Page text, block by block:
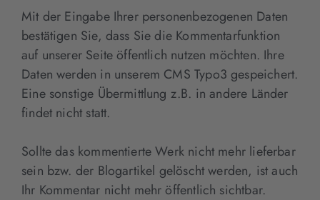
Mit der Eingabe Ihrer personenbezogenen Daten
bestätigen Sie, dass Sie die Kommentarfunktion
auf unserer Seite öffentlich nutzen möchten. Ihre
Daten werden in unserem CMS Typo3 gespeichert.
Eine sonstige Übermittlung z.B. in andere Länder
findet nicht statt.
Sollte das kommentierte Werk nicht mehr lieferbar
sein bzw. der Blogartikel gelöscht werden, ist auch
Ihr Kommentar nicht mehr öffentlich sichtbar.